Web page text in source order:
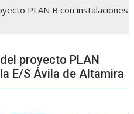
PLAN B con instalaciones
proyecto PLAN
E/S Ávila de Altamira